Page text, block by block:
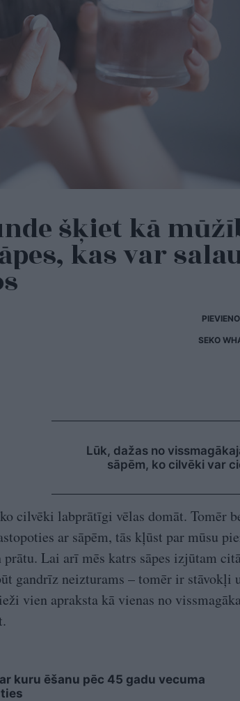
šķiet kā
kas var
SEKO
Lūk, dažas no
sāpēm, ko cilvēki var
cilvēki labprātīgi vēlas domāt. Tomēr
ar sāpēm, tās kļūst par mūsu
Lai arī mēs katrs sāpes izjūtam
gandrīz neizturams – tomēr ir stāvokļi
vien apraksta kā vienas no
kuru ēšanu pēc 45 gadu vecuma